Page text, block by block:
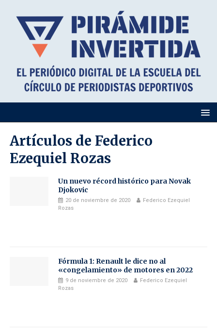
Artículos de Federico
Ezequiel Rozas
Un nuevo récord histórico para Novak
Djokovic
20 de noviembre de 2020
Federico Ezequiel
Rozas
Fórmula 1: Renault le dice no al
«congelamiento» de motores en 2022
9 de noviembre de 2020
Federico Ezequiel
Rozas